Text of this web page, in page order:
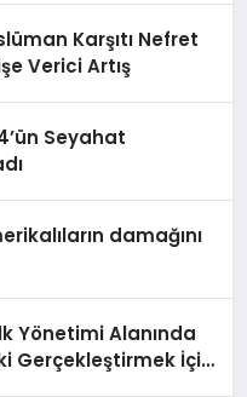
Karşıtı Nefret
Verici Artış
Seyahat
damağını
Yönetimi Alanında
Gerçekleştirmek İçin